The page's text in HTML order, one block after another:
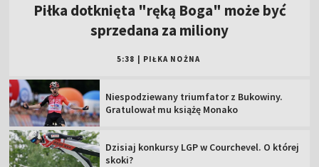
Piłka dotknięta "ręką Boga" może być
sprzedana za miliony
5:38 PIŁKA NOŻNA
Niespodziewany triumfator z Bukowiny.
Gratulował mu książę Monako
Dzisiaj konkursy LGP w Courchevel. O której
skoki?